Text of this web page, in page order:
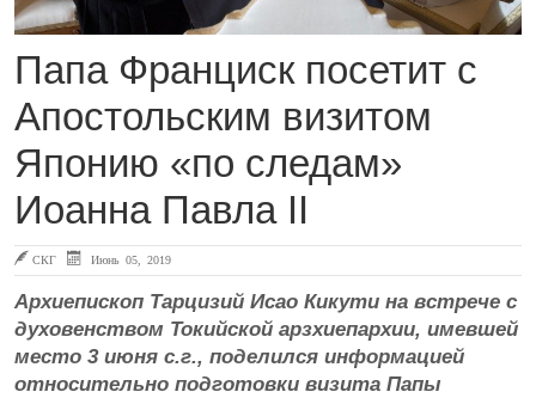
Папа Франциск посетит с
Апостольским визитом
Японию «по следам»
Иоанна Павла II
СКГ Июнь 05, 2019
Архиепископ Тарцизий Исао Кикути на встрече с
духовенством Токийской арзхиепархии, имевшей
место 3 июня с.г., поделился информацией
относительно подготовки визита Папы